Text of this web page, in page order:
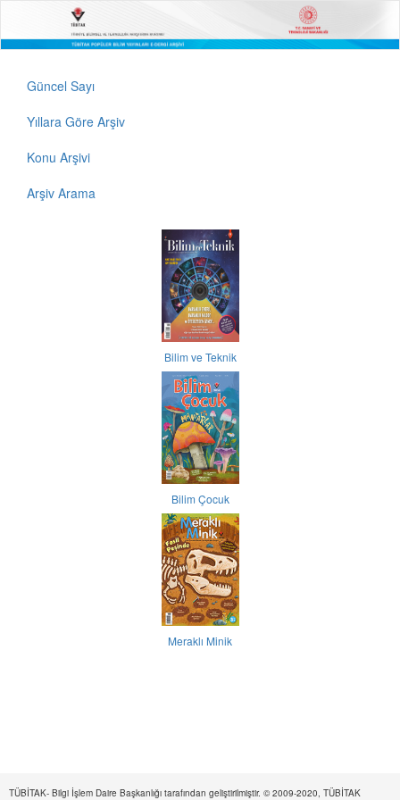
Güncel Sayı
Yıllara Göre Arşiv
Konu Arşivi
Arşiv Arama
Bilim ve Teknik
Bilim Çocuk
Meraklı Minik
TÜBİTAK- Bilgi İşlem Daire Başkanlığı tarafından geliştirilmiştir. © 2009-2020, TÜBİTAK